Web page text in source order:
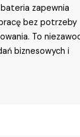
zapewnia
bez potrzeby
To
biznesowych i